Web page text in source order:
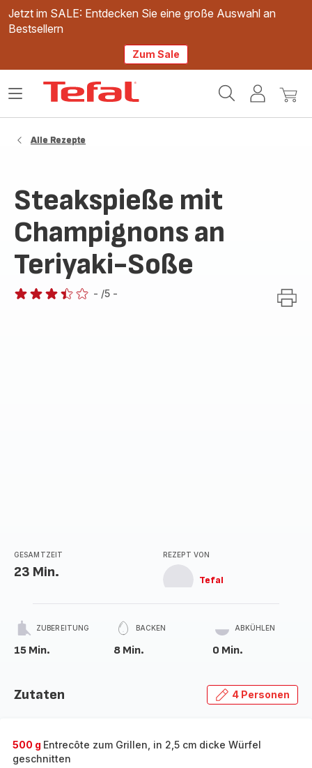
Jetzt im SALE: Entdecken Sie eine große Auswahl an
Bestsellern
Zum Sale
Mein
Mein
Das
Alle Rezepte
Steakspieße mit
Champignons an
Teriyaki-Soße
- /5 -
GESAMTZEIT
23 Min.
REZEPT VON
Tefal
ZUBEREITUNG
15 Min.
BACKEN
8 Min.
ABKÜHLEN
0 Min.
Zutaten 4 Personen
500 g Entrecôte zum Grillen, in 2,5 cm dicke Würfel
geschnitten